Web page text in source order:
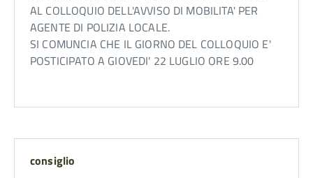
AL COLLOQUIO DELL'AVVISO DI MOBILITA' PER
AGENTE DI POLIZIA LOCALE.
SI COMUNCIA CHE IL GIORNO DEL COLLOQUIO E'
POSTICIPATO A GIOVEDI' 22 LUGLIO ORE 9.00
consiglio